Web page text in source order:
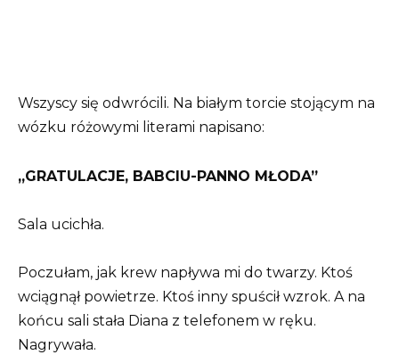
Wszyscy się odwrócili. Na białym torcie stojącym na
wózku różowymi literami napisano:
„GRATULACJE, BABCIU-PANNO MŁODA”
Sala ucichła.
Poczułam, jak krew napływa mi do twarzy. Ktoś
wciągnął powietrze. Ktoś inny spuścił wzrok. A na
końcu sali stała Diana z telefonem w ręku.
Nagrywała.